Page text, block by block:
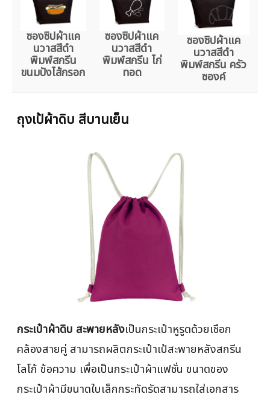
ซองซิปผ้าแค
นวาสสีดำ
พิมพ์สกรีน
ขนมปังไส้กรอก
ซองซิปผ้าแค
นวาสสีดำ
พิมพ์สกรีน ไก่
ทอด
ซองซิปผ้าแค
นวาสสีดำ
พิมพ์สกรีน ครัว
ซองค์
ถุงเป้ผ้าดิบ สีบานเย็น
กระเป๋าผ้าดิบ สะพายหลังเป็นกระเป๋าหูรูดด้วยเชือก
คล้องสายคู่ สามารถผลิตกระเป๋าเป้สะพายหลังสกรีน
โลโก้ ข้อความ เพื่อเป็นกระเป๋าผ้าแฟชั่น ขนาดของ
กระเป๋าผ้ามีขนาดใบเล็กกระทัดรัดสามารถใส่เอกสาร